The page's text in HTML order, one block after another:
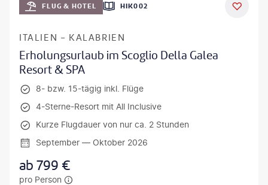
FLUG & HOTEL HIK002
ITALIEN - KALABRIEN
Erholungsurlaub im Scoglio Della Galea
Resort & SPA
8- bzw. 15-tägig inkl. Flüge
4-Sterne-Resort mit All Inclusive
Kurze Flugdauer von nur ca. 2 Stunden
September — Oktober 2026
ab799 €
pro Person